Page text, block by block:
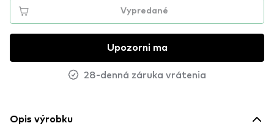
Vypredané
Upozorni ma
28-denná záruka vrátenia
Opis výrobku